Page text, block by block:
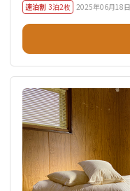
連泊割 3泊2枚 2025年06月18